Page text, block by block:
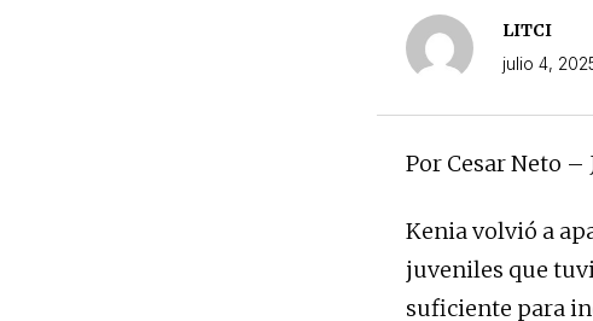
LITCI
julio 4,
Por Cesar Neto –
Kenia volvió a
juveniles que
suficiente para